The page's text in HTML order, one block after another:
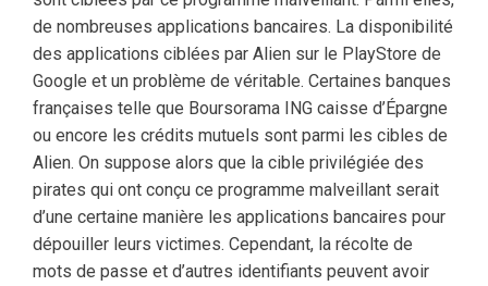
de nombreuses applications bancaires. La disponibilité
des applications ciblées par Alien sur le PlayStore de
Google et un problème de véritable. Certaines banques
françaises telle que Boursorama ING caisse d’Épargne
ou encore les crédits mutuels sont parmi les cibles de
Alien. On suppose alors que la cible privilégiée des
pirates qui ont conçu ce programme malveillant serait
d’une certaine manière les applications bancaires pour
dépouiller leurs victimes. Cependant, la récolte de
mots de passe et d’autres identifiants peuvent avoir